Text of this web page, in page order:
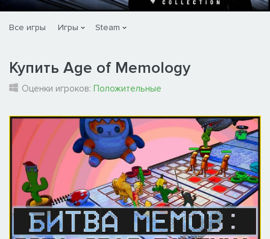
Все игры Игры Steam
Купить Age of Memology
Оценки игроков: Положительные